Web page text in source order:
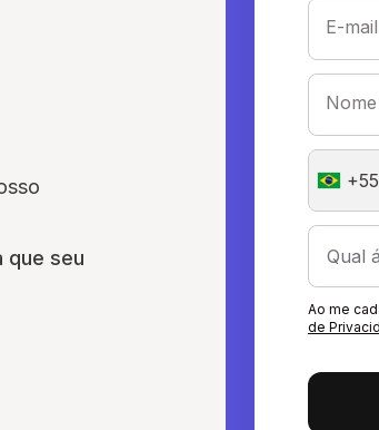
que seu
E-mail
+55
Ao me
de